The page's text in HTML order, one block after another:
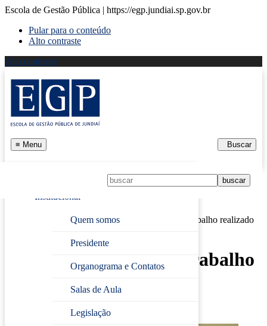
Escola de Gestão Pública | https://egp.jundiai.sp.gov.br
Pular para o conteúdo
Alto contraste
Alto contraste
≡ Menu
Institucional
Quem somos
Presidente
Organograma e Contatos
Salas de Aula
Legislação
Buscar
Notícias ›Vereadores conhecem trabalho realizado
Vereadores conhecem trabalho
realizado pela EGP
26/02/2021 às 14:52